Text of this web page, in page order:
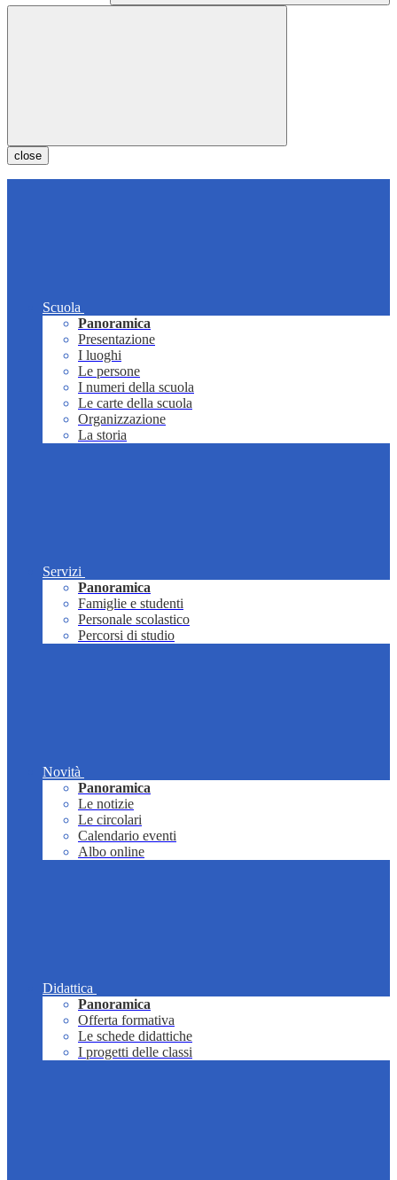
close
Scuola
Panoramica
Presentazione
I luoghi
Le persone
I numeri della scuola
Le carte della scuola
Organizzazione
La storia
Servizi
Panoramica
Famiglie e studenti
Personale scolastico
Percorsi di studio
Novità
Panoramica
Le notizie
Le circolari
Calendario eventi
Albo online
Didattica
Panoramica
Offerta formativa
Le schede didattiche
I progetti delle classi